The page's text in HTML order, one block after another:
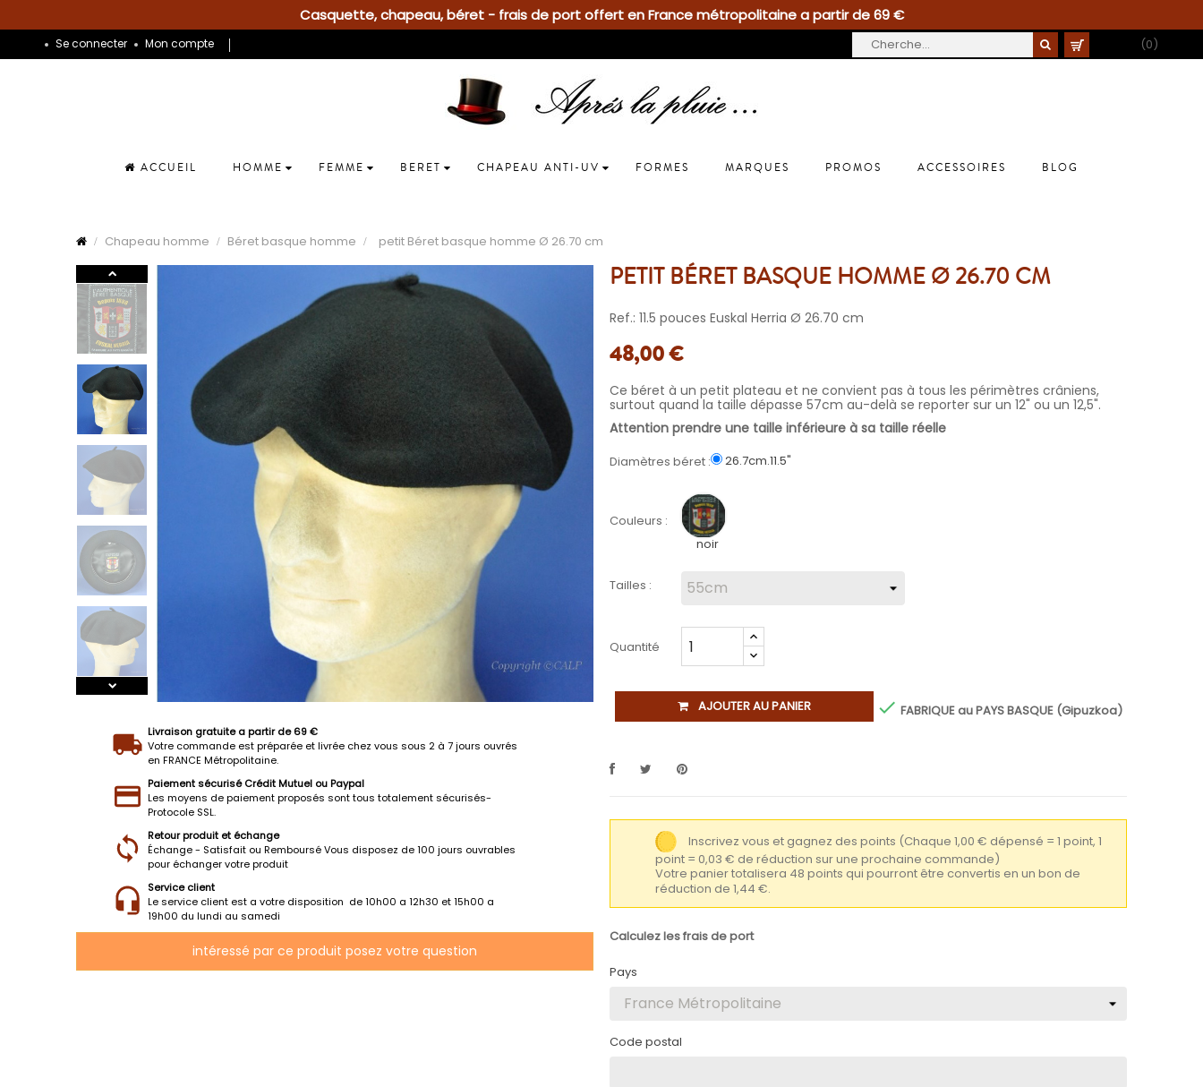
Casquette, chapeau, béret - frais de port offert en France métropolitaine a partir de 69 €
Se connecter Mon compte (0)
ACCUEIL HOMME FEMME BERET CHAPEAU ANTI-UV FORMES MARQUES PROMOS ACCESSOIRES BLOG
Chapeau homme Béret basque homme petit Béret basque homme Ø 26.70 cm
Livraison gratuite a partir de 69 €
Votre commande est préparée et livrée chez vous sous 2 à 7 jours ouvrés
en FRANCE Métropolitaine.
Paiement sécurisé Crédit Mutuel ou Paypal
Les moyens de paiement proposés sont tous totalement sécurisés-
Protocole SSL.
Retour produit et échange
Échange - Satisfait ou Remboursé Vous disposez de 100 jours ouvrables
pour échanger votre produit
Service client
Le service client est a votre disposition de 10h00 a 12h30 et 15h00 a
19h00 du lundi au samedi
intéressé par ce produit posez votre question
PETIT BÉRET BASQUE HOMME Ø 26.70 CM
Ref.: 11.5 pouces Euskal Herria Ø 26.70 cm
48,00 €
Ce béret à un petit plateau et ne convient pas à tous les périmètres crâniens,
surtout quand la taille dépasse 57cm au-delà se reporter sur un 12" ou un 12,5".
Attention prendre une taille inférieure à sa taille réelle
Diamètres béret : 26.7cm.11.5"
Couleurs :
noir
Tailles :
Quantité
AJOUTER AU PANIER  FABRIQUE au PAYS BASQUE (Gipuzkoa)
Inscrivez vous et gagnez des points (Chaque 1,00 € dépensé = 1 point, 1
point = 0,03 € de réduction sur une prochaine commande)
Votre panier totalisera 48 points qui pourront être convertis en un bon de
réduction de 1,44 €.
Calculez les frais de port
Pays
Code postal